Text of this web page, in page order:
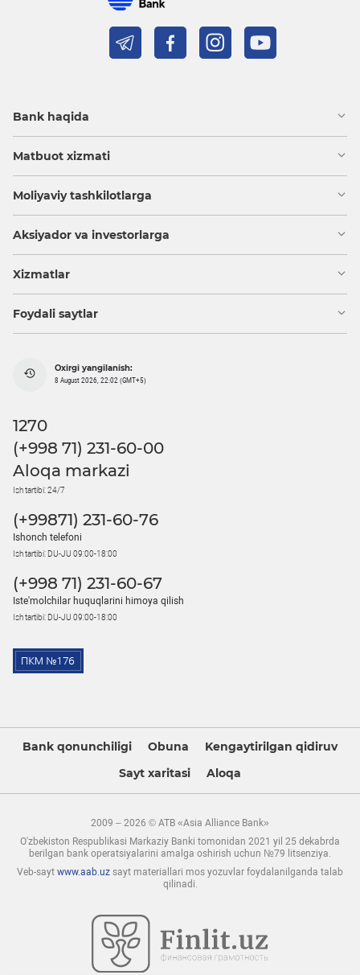
Bank haqida
Matbuot xizmati
Moliyaviy tashkilotlarga
Aksiyador va investorlarga
Xizmatlar
Foydali saytlar
Oxirgi yangilanish:
8 August 2026, 22:02 (GMT+5)
1270
(+998 71) 231-60-00
Aloqa markazi
Ish tartibi: 24/7
(+99871) 231-60-76
Ishonch telefoni
Ish tartibi: DU-JU 09:00-18:00
(+998 71) 231-60-67
Iste'molchilar huquqlarini himoya qilish
Ish tartibi: DU-JU 09:00-18:00
Bank qonunchiligi Obuna
Kengaytirilgan qidiruv
Sayt xaritasi
Aloqa
2009 – 2026 © ATB «Asia Alliance Bank»
O'zbekiston Respublikasi Markaziy Banki tomonidan 2021 yil 25 dekabrda
berilgan bank operatsiyalarini amalga oshirish uchun №79 litsenziya.
Veb-sayt www.aab.uz sayt materiallari mos yozuvlar foydalanilganda talab
qilinadi.